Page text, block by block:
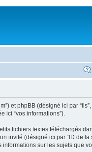
et phpBB (désigné ici par “ils”,
ici “vos informations”).
fichiers textes téléchargés
invité (désigné ici par “ID de la
sur les sujets que